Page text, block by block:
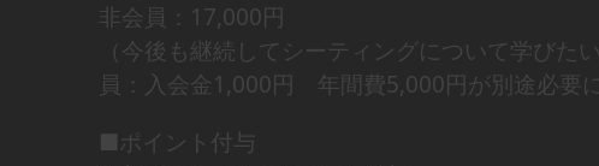
非会員：17,000円
（今後も継続してシーティングについて学び
員：入会金1,000円 年間費5,000円が別途必要に
■ポイント付与